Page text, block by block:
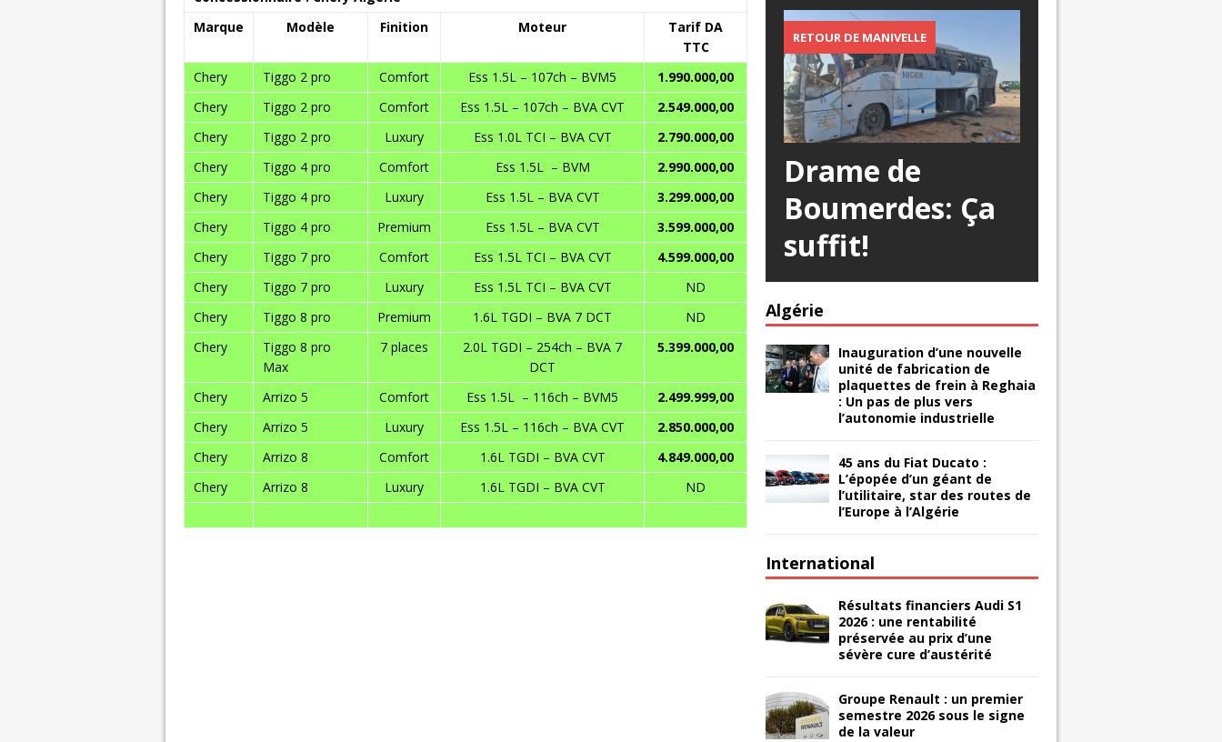
Marque
Modèle Finition Moteur
Tarif DA
TTC
Chery
Tiggo 2 pro Comfort Ess 1.5L – 107ch – BVM5
1.990.000,00
Chery
Tiggo 2 pro Comfort Ess 1.5L – 107ch – BVA CVT
2.549.000,00
Chery
Tiggo 2 pro Luxury Ess 1.0L TCI – BVA CVT
2.790.000,00
Chery
Tiggo 4 pro Comfort Ess 1.5L – BVM
2.990.000,00
Chery
Tiggo 4 pro Luxury Ess 1.5L – BVA CVT
3.299.000,00
Chery
Tiggo 4 pro Premium Ess 1.5L – BVA CVT
3.599.000,00
Chery
Tiggo 7 pro Comfort Ess 1.5L TCI – BVA CVT
4.599.000,00
Chery
Tiggo 7 pro Luxury Ess 1.5L TCI – BVA CVT
ND
Chery
Tiggo 8 pro Premium 1.6L TGDI – BVA 7 DCT
ND
Chery
Tiggo 8 pro
Max
7 places
2.0L TGDI – 254ch – BVA 7
DCT
5.399.000,00
Chery Arrizo 5 Comfort Ess 1.5L – 116ch – BVM5
2.499.999,00
Chery
Arrizo 5 Luxury Ess 1.5L – 116ch – BVA CVT
2.850.000,00
Chery
Arrizo 8 Comfort 1.6L TGDI – BVA CVT
4.849.000,00
Chery
Arrizo 8 Luxury 1.6L TGDI – BVA CVT ND
RETOUR DE MANIVELLE
Drame de
Boumerdes: Ça
suffit!
Algérie
Inauguration d’une nouvelle
unité de fabrication de
plaquettes de frein à Reghaia
: Un pas de plus vers
l’autonomie industrielle
45 ans du Fiat Ducato :
L’épopée d’un géant de
l’utilitaire, star des routes de
l’Europe à l’Algérie
International
Résultats financiers Audi S1
2026 : une rentabilité
préservée au prix d’une
sévère cure d’austérité
Groupe Renault : un premier
semestre 2026 sous le signe
de la valeur